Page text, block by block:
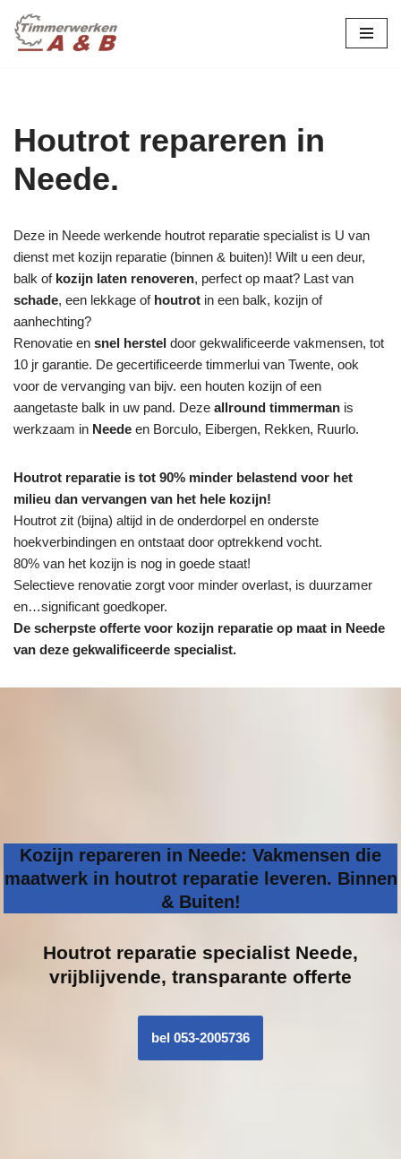
Ga
Houtrot repareren in
Neede.
Deze in Neede werkende houtrot reparatie specialist is U van
dienst met kozijn reparatie (binnen & buiten)! Wilt u een deur,
balk of kozijn laten renoveren, perfect op maat? Last van
schade, een lekkage of houtrot in een balk, kozijn of
aanhechting?
Renovatie en snel herstel door gekwalificeerde vakmensen, tot
10 jr garantie. De gecertificeerde timmerlui van Twente, ook
voor de vervanging van bijv. een houten kozijn of een
aangetaste balk in uw pand. Deze allround timmerman is
werkzaam in Neede en Borculo, Eibergen, Rekken, Ruurlo.
Houtrot reparatie is tot 90% minder belastend voor het
milieu dan vervangen van het hele kozijn!
Houtrot zit (bijna) altijd in de onderdorpel en onderste
hoekverbindingen en ontstaat door optrekkend vocht.
80% van het kozijn is nog in goede staat!
Selectieve renovatie zorgt voor minder overlast, is duurzamer
en…significant goedkoper.
De scherpste offerte voor kozijn reparatie op maat in Neede
van deze gekwalificeerde specialist.
Kozijn repareren in Neede: Vakmensen die
maatwerk in houtrot reparatie leveren. Binnen
& Buiten!
Houtrot reparatie specialist Neede,
vrijblijvende, transparante offerte
bel 053-2005736